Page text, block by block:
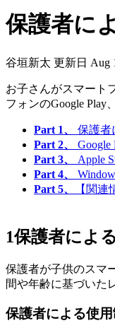
保護者に
谷垣新太 更新日 Aug
お子さんがスマート
フォンのGoogle Play
Part 1、
保護者
Part 2、
Part 3、
Apple
Part 4、
Part 5、
【関
1保護者によ
保護者が子供のスマ
間や年齢に基づいた
保護者による使